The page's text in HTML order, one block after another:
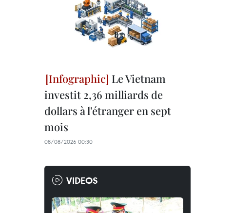
Le Vietnam
investit 2,36 milliards de
dollars à l'étranger en sept
mois
08/08/2026 00:30
VIDEOS